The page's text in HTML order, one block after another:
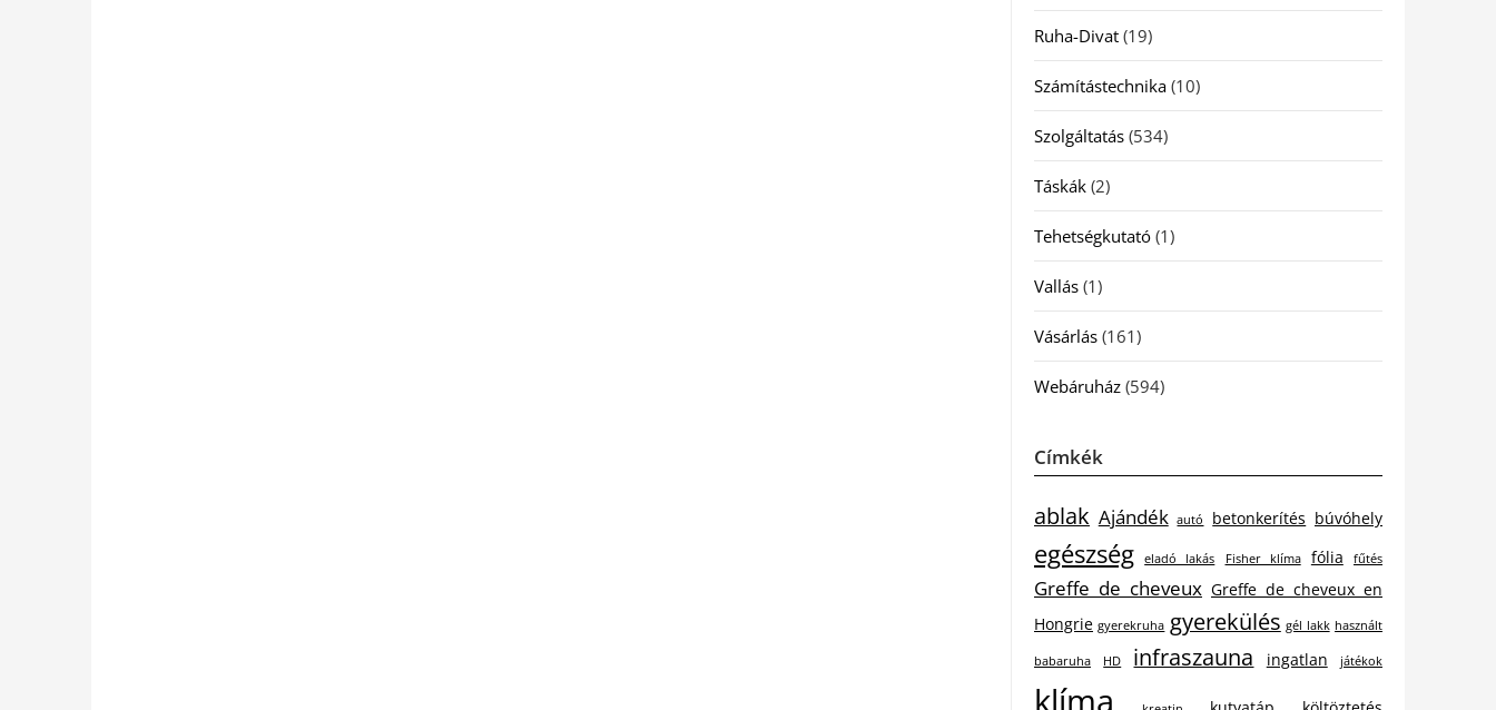
Ruha-Divat(19)
Számítástechnika(10)
Szolgáltatás(534)
Táskák(2)
Tehetségkutató(1)
Vallás(1)
Vásárlás(161)
Webáruház(594)
Címkék
ablak Ajándék autó betonkerítés búvóhely
egészség eladó lakás Fisher klíma fólia fűtés
Greffe de cheveux Greffe de cheveux en
Hongrie gyerekruha gyerekülés gél lakk használt
babaruha HD infraszauna ingatlan játékok
klíma